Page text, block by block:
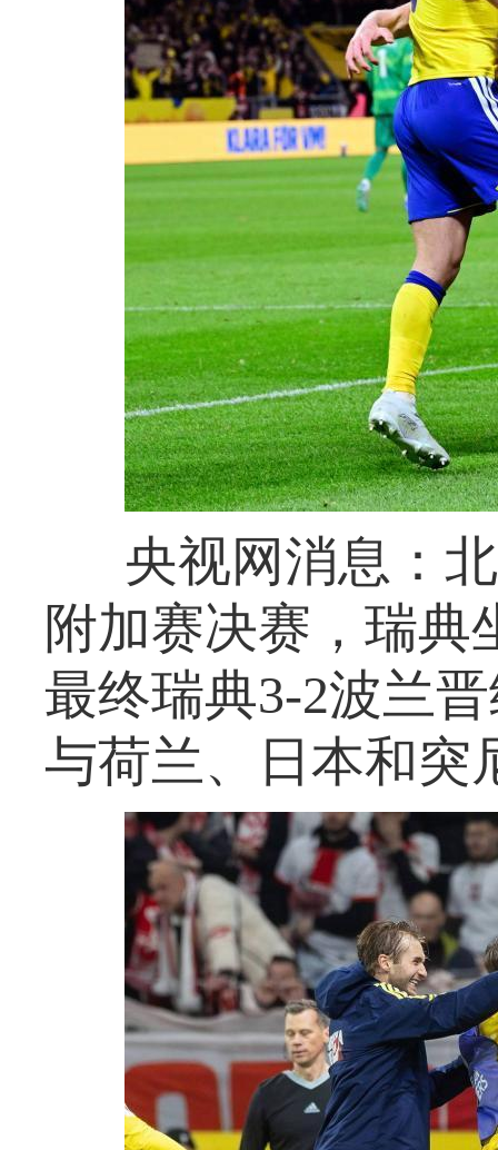
央视网消息：
附加赛决赛，瑞典
最终瑞典3-2波兰
与荷兰、日本和突